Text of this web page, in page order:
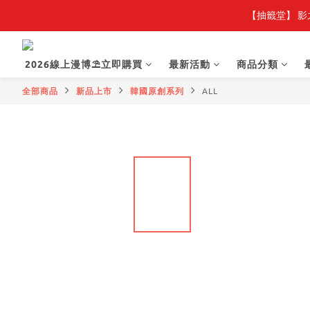
【抽籤堂】
2026線上漫博⛱️立即購買 最新活動 商品分類
全部商品 新品上市 韓國原創系列 ALL